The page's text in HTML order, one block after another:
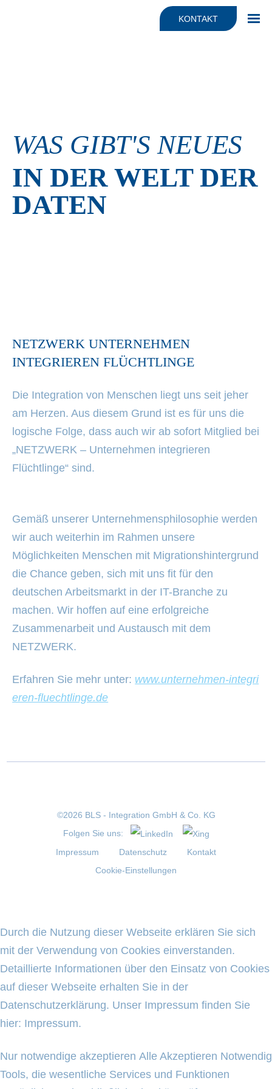
JONYX für Dienstleister
KONTAKT
WAS GIBT'S NEUES
IN DER WELT DER
DATEN
NETZWERK UNTERNEHMEN
INTEGRIEREN FLÜCHTLINGE
Die Integration von Menschen liegt uns seit jeher
am Herzen. Aus diesem Grund ist es für uns die
logische Folge, dass auch wir ab sofort Mitglied bei
„NETZWERK – Unternehmen integrieren
Flüchtlinge“ sind.
Gemäß unserer Unternehmensphilosophie werden
wir auch weiterhin im Rahmen unsere
Möglichkeiten Menschen mit Migrationshintergrund
die Chance geben, sich mit uns fit für den
deutschen Arbeitsmarkt in der IT-Branche zu
machen. Wir hoffen auf eine erfolgreiche
Zusammenarbeit und Austausch mit dem
NETZWERK.
Erfahren Sie mehr unter: www.unternehmen-integri
eren-fluechtlinge.de
©2026 BLS - Integration GmbH & Co. KG
Folgen Sie uns:
Impressum
Datenschutz
Kontakt
Cookie-Einstellungen
Durch die Nutzung dieser Webseite erklären Sie sich
mit der Verwendung von Cookies einverstanden.
Detaillierte Informationen über den Einsatz von Cookies
auf dieser Webseite erhalten Sie in der
Datenschutzerklärung. Unser Impressum finden Sie
hier: Impressum.
Nur notwendige akzeptieren Alle Akzeptieren Notwendig
Tools, die wesentliche Services und Funktionen